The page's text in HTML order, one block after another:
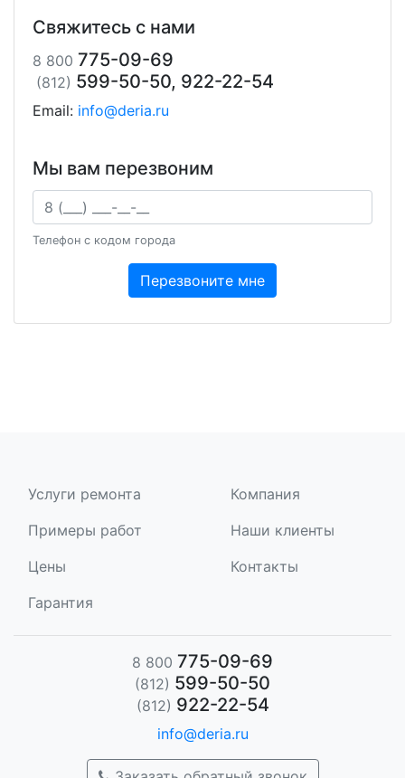
Свяжитесь с нами
8 800 775-09-69
(812) 599-50-50, 922-22-54
Email: info@deria.ru
Мы вам перезвоним
Ваш телефон
Телефон с кодом города
Перезвоните мне
Услуги ремонта
Примеры работ
Цены
Гарантия
Компания
Наши клиенты
Контакты
8 800 775-09-69
(812) 599-50-50
(812) 922-22-54
info@deria.ru